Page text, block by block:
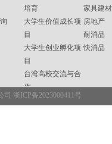
培育
大学生价值成长项
目
大学生创业孵化项
目
台湾高校交流与合
作
企业内训
家具建材
房地产
耐消品
快消品
司 浙ICP备2023000411号